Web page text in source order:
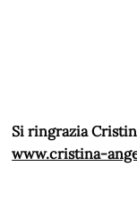
Si ringrazia
www.cristina-